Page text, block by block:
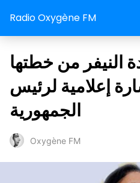
Radio Oxygène FM
النيفر من خطتها
إعلامية لرئيس
الجمهورية
Oxygène FM